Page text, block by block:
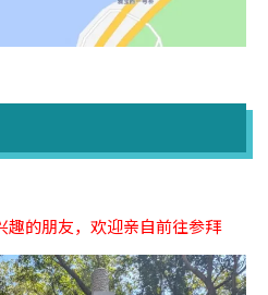
趣的朋友，欢迎亲自前往参拜